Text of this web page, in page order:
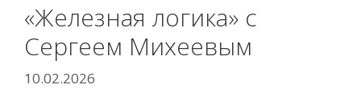
«Железная логика» с
Сергеем Михеевым
10.02.2026